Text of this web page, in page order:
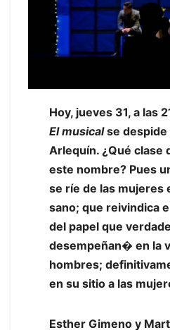
Hoy, jueves 31, a las
El musicalse despide
Arlequín. ¿Qué clase
este nombre? Pues
se ríe de las mujeres
sano; que reivindica
del papel que
desempeñan� en la
hombres;
en su sitio a las
Esther Gimeno y